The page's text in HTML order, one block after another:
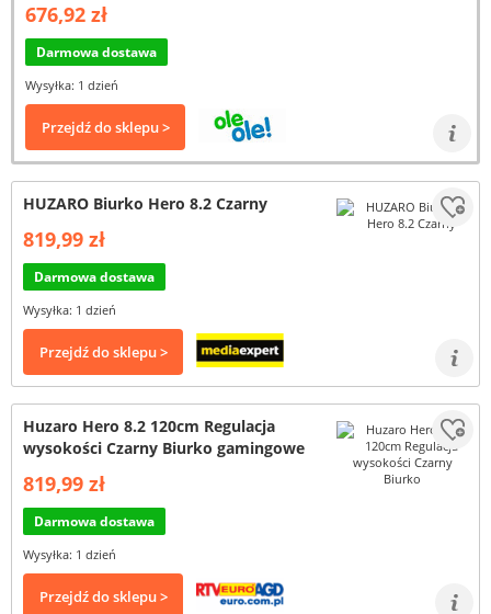
676,92 zł
Darmowa dostawa
Wysyłka: 1 dzień
Przejdź do sklepu >
HUZARO Biurko Hero 8.2 Czarny
819,99 zł
Darmowa dostawa
Wysyłka: 1 dzień
Przejdź do sklepu >
Huzaro Hero 8.2 120cm Regulacja
wysokości Czarny Biurko gamingowe
819,99 zł
Darmowa dostawa
Wysyłka: 1 dzień
Przejdź do sklepu >